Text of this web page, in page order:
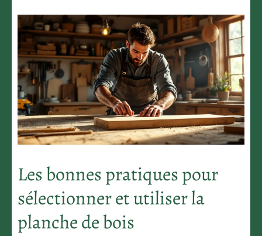
Les bonnes pratiques pour
sélectionner et utiliser la
planche de bois